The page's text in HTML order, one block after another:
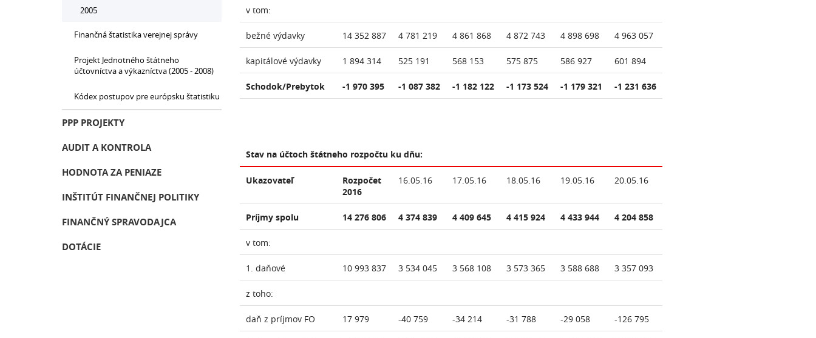
v tom:
bežné výdavky 14 352 887 4 781 219 4 861 868 4 872 743 4 898 698 4 963 057
kapitálové výdavky 1 894 314 525 191 568 153 575 875 586 927 601 894
Schodok/Prebytok -1 970 395 -1 087 382 -1 182 122 -1 173 524 -1 179 321 -1 231 636
Stav na účtoch štátneho rozpočtu ku dňu:
Ukazovateľ
Rozpočet
2016
16.05.16 17.05.16 18.05.16 19.05.16 20.05.16
Príjmy spolu 14 276 806 4 374 839 4 409 645 4 415 924 4 433 944 4 204 858
v tom:
1. daňové 10 993 837 3 534 045 3 568 108 3 573 365 3 588 688 3 357 093
z toho:
daň z príjmov FO 17 979 -40 759 -34 214 -31 788 -29 058 -126 795
2005
Finančná štatistika verejnej správy
Projekt Jednotného štátneho
účtovníctva a výkazníctva (2005 - 2008)
Kódex postupov pre európsku štatistiku
PPP PROJEKTY
AUDIT A KONTROLA
HODNOTA ZA PENIAZE
INŠTITÚT FINANČNEJ POLITIKY
FINANČNÝ SPRAVODAJCA
DOTÁCIE